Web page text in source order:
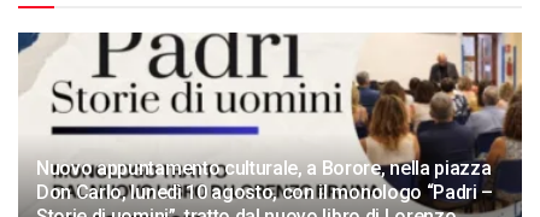
Nuovo appuntamento culturale, a Borore, nella piazza
Don Carlo, lunedì 10 agosto, con il monologo “Padri –